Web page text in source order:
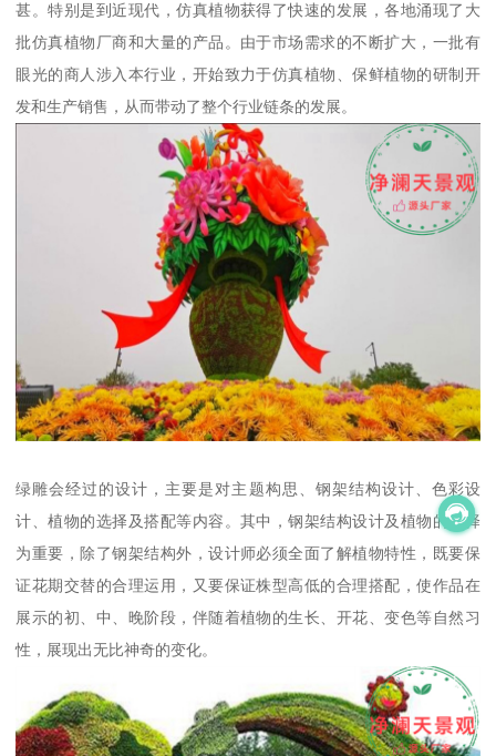
甚。特别是到近现代，仿真植物获得了快速的发展，各地涌现了大
批仿真植物厂商和大量的产品。由于市场需求的不断扩大，一批有
眼光的商人涉入本行业，开始致力于仿真植物、保鲜植物的研制开
发和生产销售，从而带动了整个行业链条的发展。
绿雕会经过的设计，主要是对主题构思、钢架结构设计、色彩设
计、植物的选择及搭配等内容。其中，钢架结构设计及植物的选择
为重要，除了钢架结构外，设计师必须全面了解植物特性，既要保
证花期交替的合理运用，又要保证株型高低的合理搭配，使作品在
展示的初、中、晚阶段，伴随着植物的生长、开花、变色等自然习
性，展现出无比神奇的变化。